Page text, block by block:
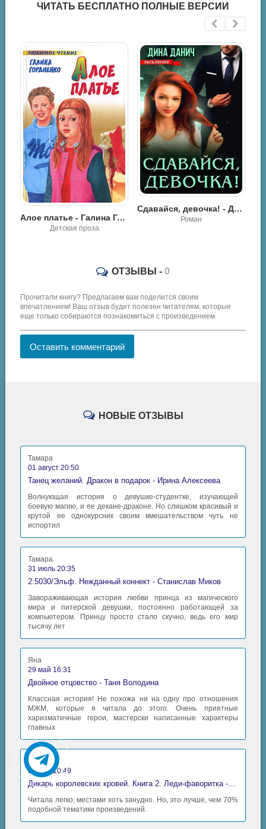
ЧИТАТЬ БЕСПЛАТНО ПОЛНЫЕ ВЕРСИИ
Алое платье - Галина Гордиенко
Детская проза
Сдавайся, девочка! - Дина Данич
Роман
ОТЗЫВЫ - 0
Прочитали книгу? Предлагаем вам поделится своим
впечатлением! Ваш отзыв будет полезен читателям, которые
еще только собираются познакомиться с произведением.
Оставить комментарий
НОВЫЕ ОТЗЫВЫ
Тамара
01 август 20:50
Танец желаний. Дракон в подарок - Ирина Алексеева
Волнующая история о девушке-студентке, изучающей
боевую магию, и ее декане-драконе. Но слишком красивый и
крутой ее однокурсник своим вмешательством чуть не
испортил
Тамара
31 июль 20:35
2:5030/Эльф. Нежданный коннект - Станислав Миков
Завораживающая история любви принца из магического
мира и питерской девушки, постоянно работающей за
компьютером. Принцу просто стало скучно, ведь его мир
тысячу лет
Яна
29 май 16:31
Двойное отцовство - Таня Володина
Классная история! Не похожа ни на одну про отношения
МЖМ, которые я читала до этого. Очень приятные
харизматичные герои, мастерски написанные характеры
главных
Аида
06 май 10:49
Дикарь королевских кровей. Книга 2. Леди-фаворитка - Анна Сергеевна Гаврилова
Читала легко, местами хоть занудно. Но, это лучше, чем 70%
подобной тематики произведений.